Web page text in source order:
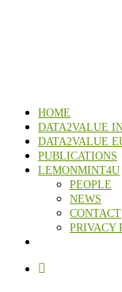
HOME
DATA2VALUE
DATA2VALUE
PUBLICATIONS
LEMONMINT4U
PEOPLE
NEWS
CONTACT
PRIVACY